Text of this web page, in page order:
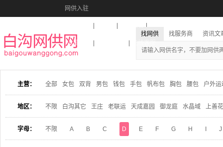
网供入驻
收藏本站
找网供 找服务商 资讯文
主营： 全部 女包 双背 男包 钱包 手包 帆布包 胸包 腰包 户外运
地区： 不限 白沟其它 王庄 老联运 天成嘉园 御龙庭 水晶域 上善
字母： 不限 A B C D E F G H J